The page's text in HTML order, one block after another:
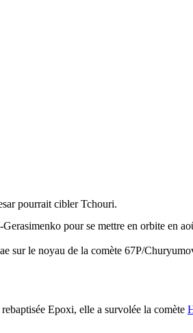
pourrait cibler Tchouri.
pour se mettre en orbite en
sur le noyau de la comète 67P/
Epoxi, elle a survolée la comète